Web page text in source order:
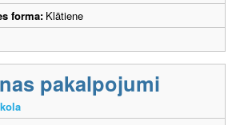
forma: Klātiene
pakalpojumi